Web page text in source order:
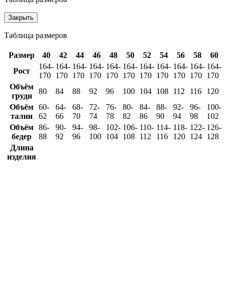
Закрыть
Таблица размеров
Размер 40 42 44 46 48 50 52 54 56 58
60
Рост
164-
170
164-
170
164-
170
164-
170
164-
170
164-
170
164-
170
164-
170
164-
170
164-
170
164-
170
Объём
груди
80 84 88 92 96 100 104 108 112 116
120
Объём
талии
60-
62
64-
66
68-
70
72-
74
76-
78
80-
82
84-
86
88-
90
92-
94
96-
98
100-
102
Объём
бедер
86-
88
90-
92
94-
96
98-
100
102-
104
106-
108
110-
112
114-
116
118-
120
122-
124
126-
128
Длина
изделия